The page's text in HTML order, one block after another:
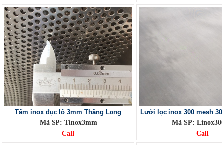
Tấm inox đục lỗ 3mm Thăng Long
Mã SP: Tinox3mm
Call
Lưới lọc inox 300 mesh
Mã SP:
Call